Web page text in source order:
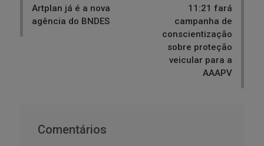
Artplan já é a nova
agência do BNDES
11:21 fará
campanha de
conscientização
sobre proteção
veicular para a
AAAPV
Comentários